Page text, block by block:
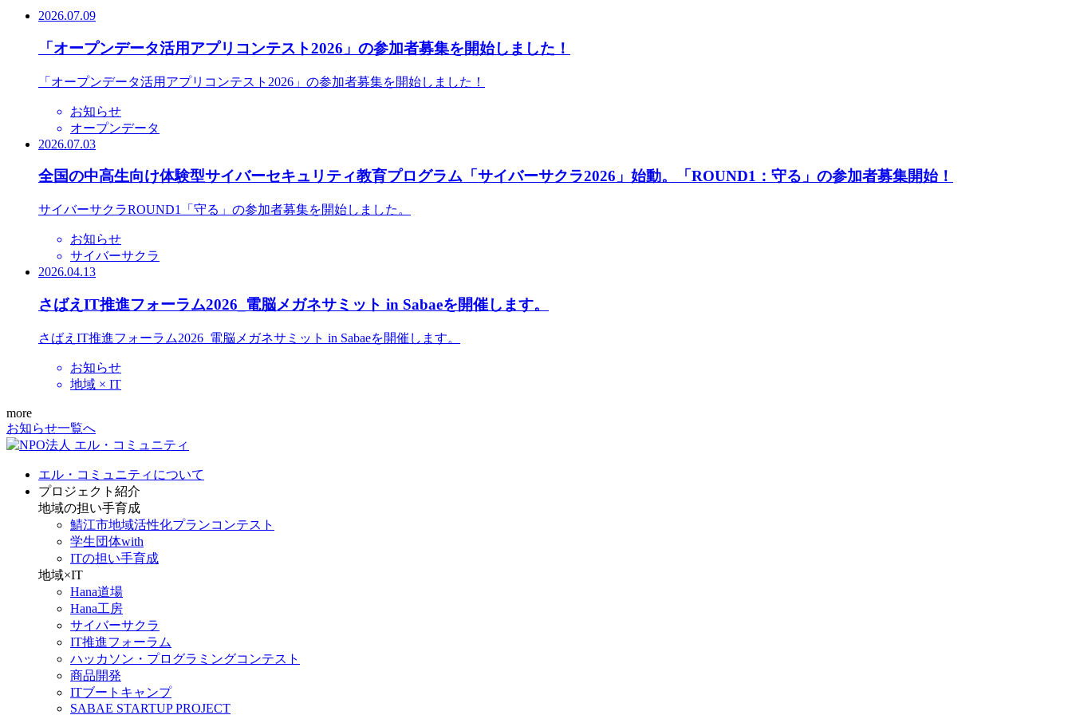
2026.07.09
「オープンデータ活用アプリコンテスト2026」の参加者募集を開始しました！
「オープンデータ活用アプリコンテスト2026」の参加者募集を開始しました！
お知らせ
オープンデータ
2026.07.03
全国の中高生向け体験型サイバーセキュリティ教育プログラム「サイバーサクラ2026」始動。「ROUND1：守る」の参加者募集開始！
サイバーサクラROUND1「守る」の参加者募集を開始しました。
お知らせ
サイバーサクラ
2026.04.13
さばえIT推進フォーラム2026_電脳メガネサミット in Sabaeを開催します。
さばえIT推進フォーラム2026_電脳メガネサミット in Sabaeを開催します。
お知らせ
地域 × IT
more
お知らせ一覧へ
エル・コミュニティについて
プロジェクト紹介
地域の担い手育成
鯖江市地域活性化プランコンテスト
学生団体with
ITの担い手育成
地域×IT
Hana道場
Hana工房
サイバーサクラ
IT推進フォーラム
ハッカソン・プログラミングコンテスト
商品開発
ITブートキャンプ
SABAE STARTUP PROJECT